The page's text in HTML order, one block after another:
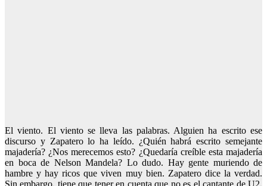
El viento. El viento se lleva las palabras. Alguien ha escrito ese
discurso y Zapatero lo ha leído. ¿Quién habrá escrito semejante
majadería? ¿Nos merecemos esto? ¿Quedaría creíble esta majadería
en boca de Nelson Mandela? Lo dudo. Hay gente muriendo de
hambre y hay ricos que viven muy bien. Zapatero dice la verdad.
Sin embargo, tiene que tener en cuenta que no es el cantante de U2,